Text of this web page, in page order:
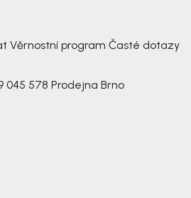
Věrnostní program Časté dotazy
045 578 Prodejna Brno